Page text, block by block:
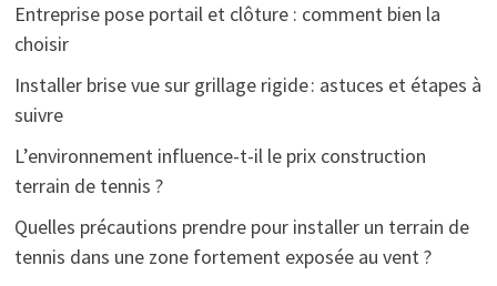
Entreprise pose portail et clôture : comment bien la
choisir
Installer brise vue sur grillage rigide : astuces et étapes à
suivre
L’environnement influence-t-il le prix construction
terrain de tennis ?
Quelles précautions prendre pour installer un terrain de
tennis dans une zone fortement exposée au vent ?